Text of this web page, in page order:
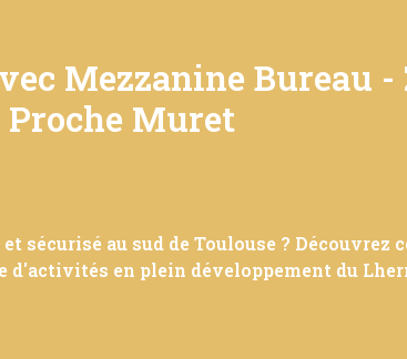
Mezzanine Bureau -
Muret
au sud de Toulouse ? Découvrez
d'activités en plein développement du